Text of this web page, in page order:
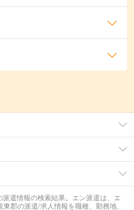
遣情報の検索結果。エン派遣は、エ
郡の派遣/求人情報を職種、勤務地、